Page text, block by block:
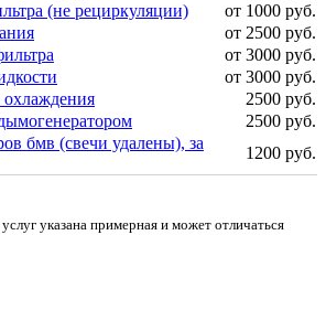
(не рециркуляции)
от 1000 руб.
от 2500 руб.
от 3000 руб.
от 3000 руб.
2500 руб.
2500 руб.
бмв (свечи удалены), за
1200 руб.
указана примерная и может отличаться